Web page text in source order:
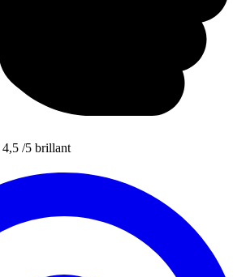
4,5 /5 brillant